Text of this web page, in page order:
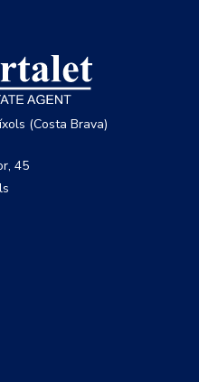
(Costa Brava)
45